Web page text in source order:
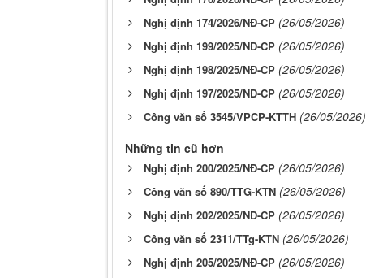
Nghị định 174/2026/NĐ-CP (26/05/2026)
Nghị định 199/2025/NĐ-CP (26/05/2026)
Nghị định 198/2025/NĐ-CP (26/05/2026)
Nghị định 197/2025/NĐ-CP (26/05/2026)
Công văn số 3545/VPCP-KTTH (26/05/2026)
Những tin cũ hơn
Nghị định 200/2025/NĐ-CP (26/05/2026)
Công văn số 890/TTG-KTN (26/05/2026)
Nghị dịnh 202/2025/NĐ-CP (26/05/2026)
Công văn số 2311/TTg-KTN (26/05/2026)
Nghị định 205/2025/NĐ-CP (26/05/2026)